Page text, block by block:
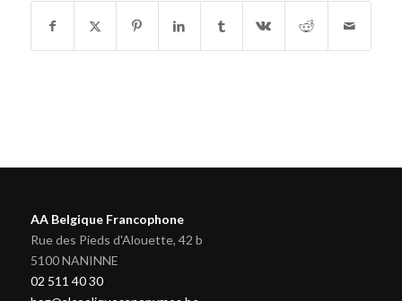
AA Belgique Francophone
Rue des Pieds d'Alouette, 42 b
5100 NANINNE
02 511 40 30